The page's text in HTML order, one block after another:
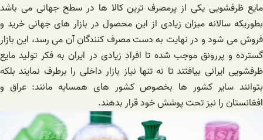
مایع ظرفشویی یکی از پرمصرف ترین کالا ها در سطح جهانی می باشد
بطوریکه سالانه میزان زیادی از این محصول در بازار های جهانی خرید و
فروش می شود و در نهایت به دست مصرف کنندگان آن می رسد، این بازار
گسترده و پررونق موجب شده تا افراد زیادی در ایران به فکر تولید مایع
ظرفشویی ایرانی بیافتند تا نه تنها نیاز بازار داخلی را برطرف نمایند بلکه
بتوانند سایر کشور ها بخصوص کشور های همسایه مانند: عراق و
افغانستان را نیز تحت پوشش خود قرار بدهند.